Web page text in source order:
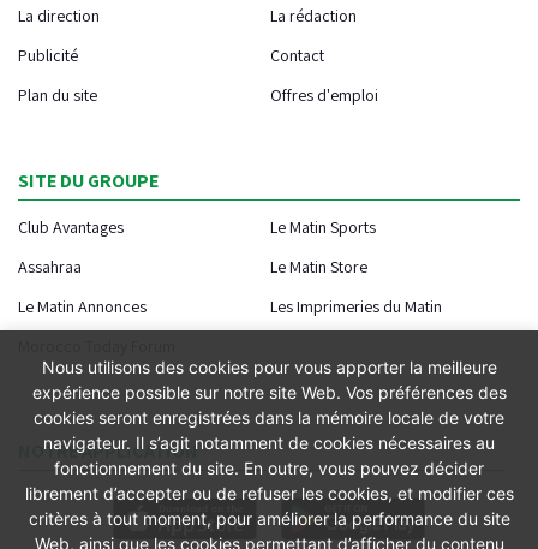
La direction
La rédaction
Publicité
Contact
Plan du site
Offres d'emploi
SITE DU GROUPE
Club Avantages
Le Matin Sports
Assahraa
Le Matin Store
Le Matin Annonces
Les Imprimeries du Matin
NOTRE APPLICATION
Nous utilisons des cookies pour vous apporter la meilleure
expérience possible sur notre site Web. Vos préférences des
cookies seront enregistrées dans la mémoire locale de votre
navigateur. Il s’agit notamment de cookies nécessaires au
fonctionnement du site. En outre, vous pouvez décider
librement d’accepter ou de refuser les cookies, et modifier ces
critères à tout moment, pour améliorer la performance du site
Web, ainsi que les cookies permettant d’afficher du contenu